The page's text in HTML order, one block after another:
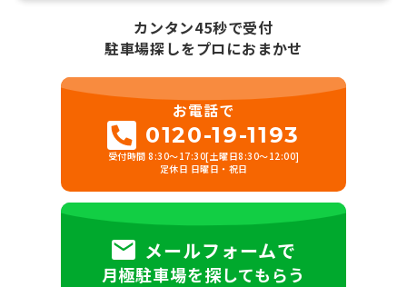
カンタン45秒で受付
駐車場探しをプロにおまかせ
お電話で
0120-19-1193
受付時間 8:30～17:30[土曜日8:30～12:00]
定休日 日曜日・祝日
メールフォームで
月極駐車場を探してもらう